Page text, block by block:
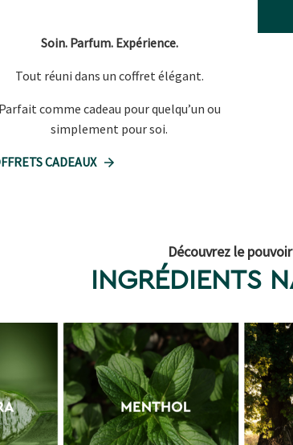
Soin. Parfum. Expérience.
Tout réuni dans un coffret élégant.
Parfait comme cadeau pour quelqu’un ou
simplement pour soi.
CADEAUX
Découvrez le
INGRÉDIENTS